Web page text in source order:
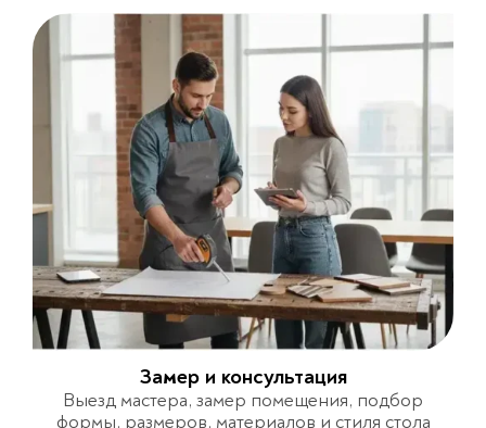
Замер и консультация
Выезд мастера, замер помещения, подбор
формы, размеров, материалов и стиля стола